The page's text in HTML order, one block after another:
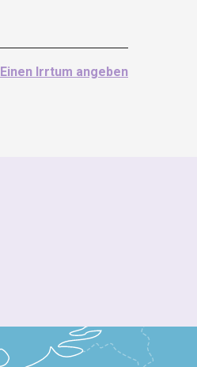
Einen Irrtum angeben